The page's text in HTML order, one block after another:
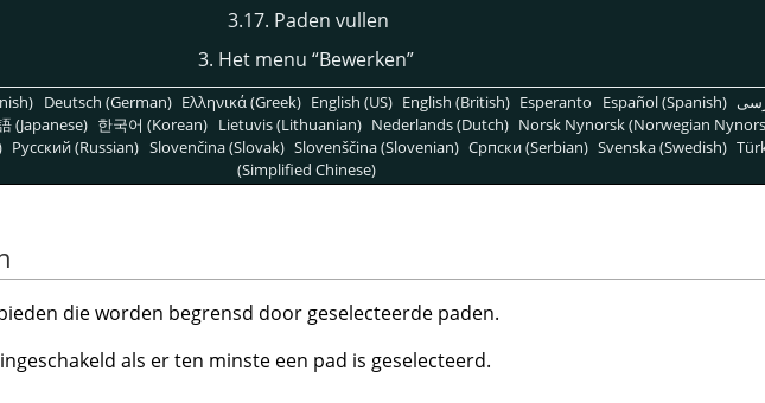
3.17. Paden vullen
3. Het menu “Bewerken”
Deutsch (German) Ελληνικά (Greek) English (US) English (British) Esperanto Español (Spanish)
(Japanese) 한국어 (Korean) Lietuvis (Lithuanian) Nederlands (Dutch) Norsk Nynorsk (Norwegian
Pусский (Russian) Slovenčina (Slovak) Slovenščina (Slovenian) Српски (Serbian) Svenska (Swedish)
(Simplified Chinese)
die worden begrensd door geselecteerde paden.
als er ten minste een pad is geselecteerd.